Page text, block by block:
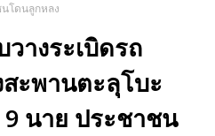
โดนลูกหลง
างระเบิดรถ
ะพานตะลุโบะ
นาย ประชาชน